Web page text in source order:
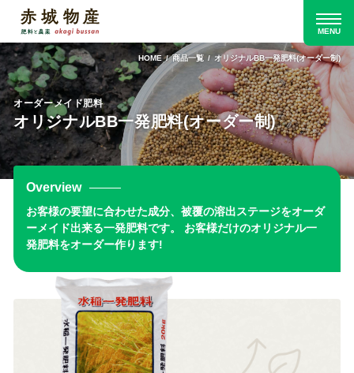
HOME 商品一覧 オリジナルBB一発肥料(オーダー制)
オーダーメイド肥料
オリジナルBB一発肥料(オーダー制)
Overview
お客様の要望に合わせた成分、被覆の溶出ステージをオーダ
ーメイド出来る一発肥料です。 お客様だけのオリジナル一
発肥料をオーダー作ります!